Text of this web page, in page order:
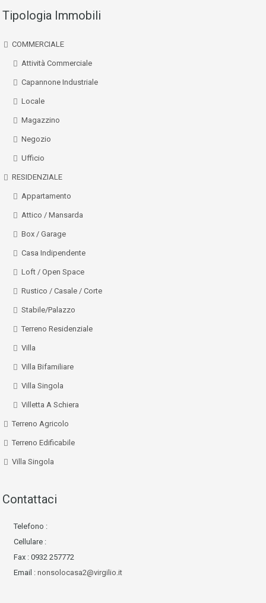
Tipologia Immobili
COMMERCIALE
Attività Commerciale
Capannone Industriale
Locale
Magazzino
Negozio
Ufficio
RESIDENZIALE
Appartamento
Attico / Mansarda
Box / Garage
Casa Indipendente
Loft / Open Space
Rustico / Casale / Corte
Stabile/Palazzo
Terreno Residenziale
Villa
Villa Bifamiliare
Villa Singola
Villetta A Schiera
Terreno Agricolo
Terreno Edificabile
Villa Singola
Contattaci
Telefono :
Cellulare :
Fax : 0932 257772
Email : nonsolocasa2@virgilio.it